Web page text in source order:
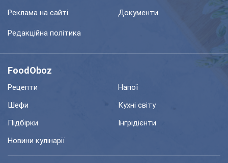
Реклама на сайті Документи
Редакційна політика
FoodOboz
Рецепти
Напої
Шефи
Кухні світу
Підбірки
Інгрідієнти
Новини кулінарії